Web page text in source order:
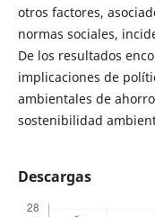
otros factores,
normas sociales,
De los resultados
implicaciones de
ambientales de
sostenibilidad
Descargas